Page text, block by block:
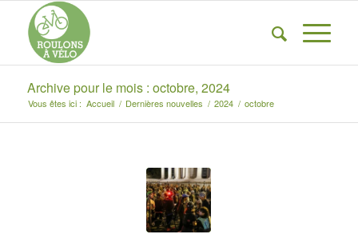
Archive pour le mois : octobre, 2024
Vous êtes ici : Accueil / Dernières nouvelles / 2024 / octobre